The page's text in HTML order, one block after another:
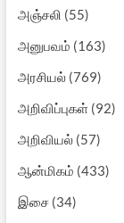
அஞ்சலி (55)
அனுபவம் (163)
அரசியல்(769)
அறிவிப்புகள்(92)
அறிவியல்(57)
ஆன்மிகம் (433)
இசை(34)